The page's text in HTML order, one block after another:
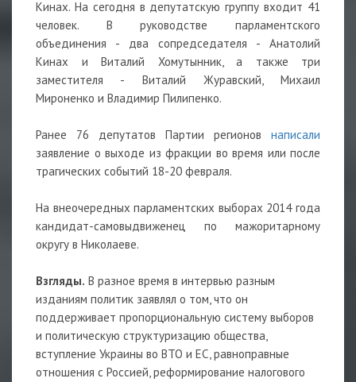
Кинах. На сегодня в депутатскую группу входит 41
человек. В руководстве парламентского
объединения - два сопредседателя - Анатолий
Кинах и Виталий Хомутынник, а также три
заместителя - Виталий Журавский, Михаил
Мироненко и Владимир Пилипенко.
Ранее 76 депутатов Партии регионов написали
заявление о выходе из фракции во время или после
трагических событий 18-20 февраля.
На внеочередных парламентских выборах 2014 года
кандидат-самовыдвиженец по мажоритарному
округу в Николаеве.
Взгляды. В разное время в интервью разным
изданиям политик заявлял о том, что он
поддерживает пропорциональную систему выборов
и политическую структуризацию общества,
вступление Украины во ВТО и ЕС, равноправные
отношения с Россией, реформирование налогового